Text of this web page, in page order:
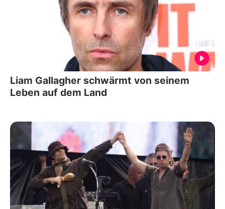
Liam Gallagher schwärmt von seinem
Leben auf dem Land